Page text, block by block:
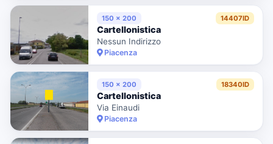
150 x 200 14407ID
Cartellonistica
Nessun Indirizzo
Piacenza
150 x 200 18340ID
Cartellonistica
Via Einaudi
Piacenza